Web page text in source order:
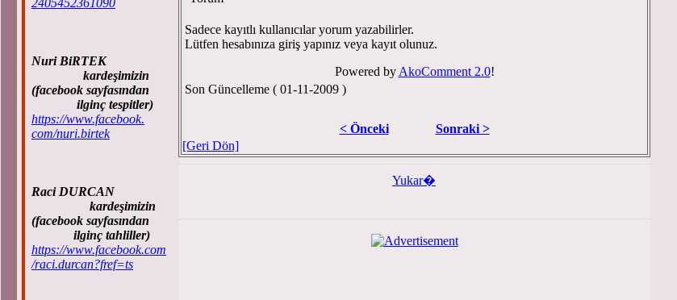
2405452361090
Nuri BiRTEK
kardeşimizin
(facebook sayfasından
ilginç tespitler)
https://www.facebook.
com/nuri.birtek
Raci DURCAN
kardeşimizin
(facebook sayfasından
ilginç tahliller)
https://www.facebook.com
/raci.durcan?fref=ts
Sadece kayıtlı kullanıcılar yorum yazabilirler.
Lütfen hesabınıza giriş yapınız veya kayıt olunuz.
Powered by AkoComment 2.0!
Son Güncelleme ( 01-11-2009 )
< Önceki
Sonraki >
[Geri Dön]
Yukar�